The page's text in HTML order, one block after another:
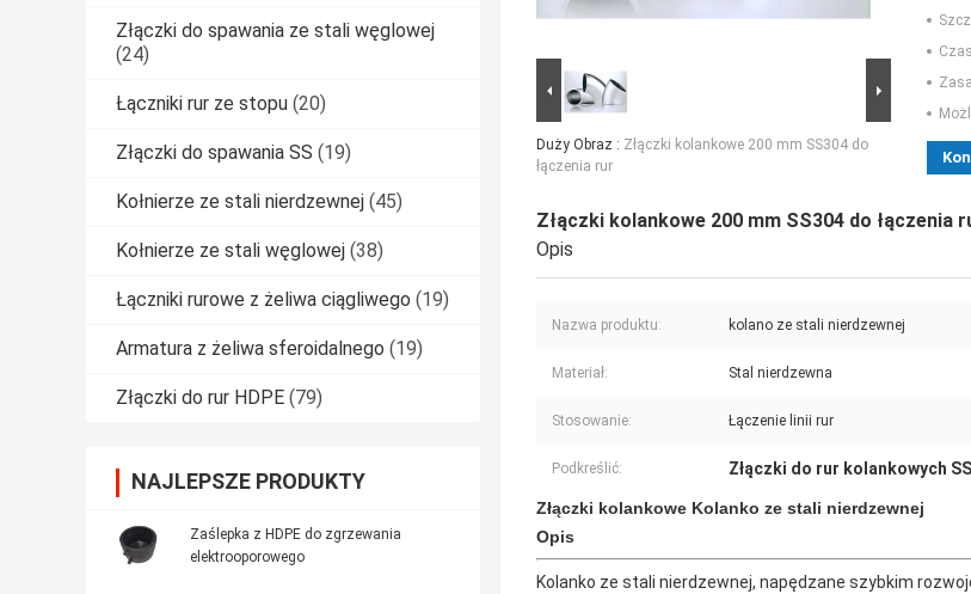
Złączki do spawania ze stali węglowej
(24)
Łączniki rur ze stopu (20)
Złączki do spawania SS (19)
Kołnierze ze stali nierdzewnej (45)
Kołnierze ze stali węglowej (38)
Łączniki rurowe z żeliwa ciągliwego (19)
Armatura z żeliwa sferoidalnego (19)
Złączki do rur HDPE (79)
NAJLEPSZE PRODUKTY
Zaślepka z HDPE do zgrzewania
elektrooporowego
Duży Obraz : Złączki kolankowe 200 mm SS304 do
łączenia rur
Złączki kolankowe 200 mm SS304 do łączenia
Opis
Nazwa produktu: kolano ze stali nierdzewnej
Materiał: Stal nierdzewna
Stosowanie: Łączenie linii rur
Podkreślić: Złączki do rur kolankowych
Złączki kolankowe Kolanko ze stali nierdzewnej
Opis
Kolanko ze stali nierdzewnej, napędzane szybkim